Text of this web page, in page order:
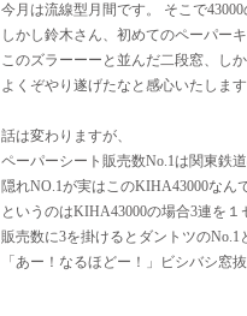
今月は流線型月間です。 そこで
しかし鈴木さん、初めてのペーパー
このズラーーーと並んだ二段窓、しか
よくぞやり遂げたなと感心いたします
話は変わりますが、
ペーパーシート販売数No.1は関東鉄
隠れNO.1が実はこのKIHA43000なん
というのはKIHA43000の場合3連を
販売数に3を掛けるとダントツのNo.1
「あー！なるほどー！」ビシバシ窓